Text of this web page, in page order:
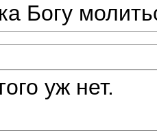
Богу
уж нет.